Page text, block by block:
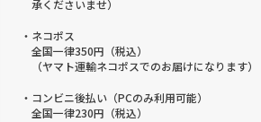
承くださいませ）
・ネコポス
全国一律350円（税込）
（ヤマト運輸ネコポスでのお届けになります）
・コンビニ後払い（PCのみ利用可能）
全国一律230円（税込）